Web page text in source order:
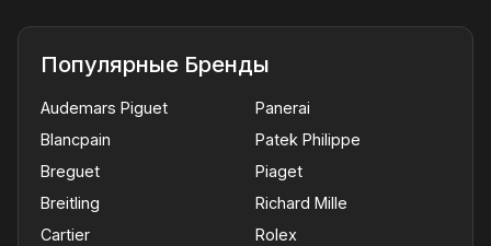
Популярные Бренды
Audemars Piguet
Blancpain
Breguet
Breitling
Cartier
Panerai
Patek Philippe
Piaget
Richard Mille
Rolex